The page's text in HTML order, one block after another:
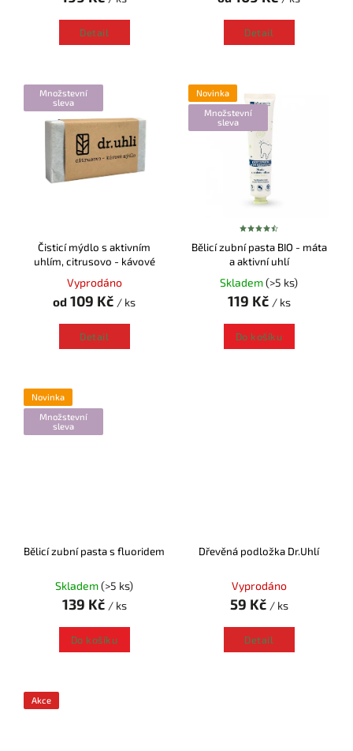
Detail Detail
Množstevní
sleva
Čisticí mýdlo s aktivním
uhlím, citrusovo - kávové
Vyprodáno
od 109 Kč / ks
Detail
Novinka
Množstevní
sleva
Bělicí zubní pasta BIO - máta
a aktivní uhlí
Skladem(>5 ks)
119 Kč / ks
Do košíku
Novinka
Množstevní
sleva
Bělicí zubní pasta s fluoridem
Skladem(>5 ks)
139 Kč / ks
Do košíku
Dřevěná podložka Dr.Uhlí
Vyprodáno
59 Kč / ks
Detail
Akce